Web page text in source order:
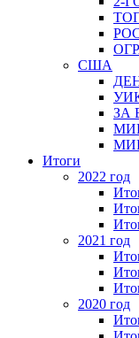
США
ЗА
Итоги
2022 год
2021 год
2020 год